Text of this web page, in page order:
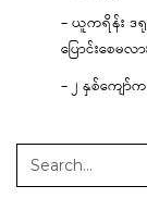
– ယူကရိန်း
ပြောင်းစေမလာ
– ၂ နှစ်ကျော်